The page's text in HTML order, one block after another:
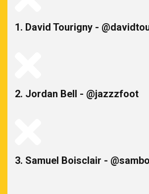
1. David Tourigny -
2. Jordan Bell - @jazzzfoot
3. Samuel Boisclair -